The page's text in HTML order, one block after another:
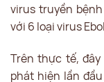
virus truyền
với 6 loại virus
Trên thực tế,
phát hiện lần